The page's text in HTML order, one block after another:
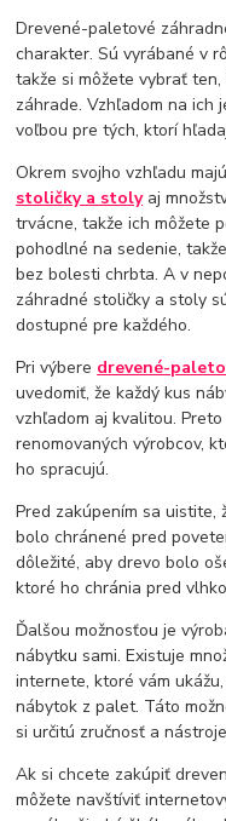
Drevené-paletové
charakter. Sú vyrábané v
takže si môžete vybrať
záhrade. Vzhľadom na ich
voľbou pre tých, ktorí
Okrem svojho vzhľadu majú
stoličky a stolyaj
trvácne, takže ich môžete
pohodlné na sedenie,
bez bolesti chrbta. A v
záhradné stoličky a stoly
dostupné pre každého.
Pri výbere drevené-
uvedomiť, že každý kus
vzhľadom aj kvalitou.
renomovaných výrobcov,
ho spracujú.
Pred zakúpením sa
bolo chránené pred
dôležité, aby drevo bolo
ktoré ho chránia pred
Ďalšou možnosťou je
nábytku sami. Existuje
internete, ktoré vám
nábytok z palet. Táto
si určitú zručnosť a
Ak si chcete zakúpiť
môžete navštíviť